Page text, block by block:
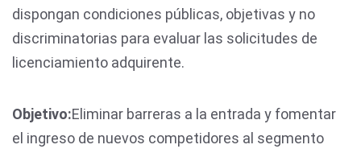
dispongan condiciones públicas, objetivas y no
discriminatorias para evaluar las solicitudes de
licenciamiento adquirente.
Objetivo:Eliminar barreras a la entrada y fomentar
el ingreso de nuevos competidores al segmento